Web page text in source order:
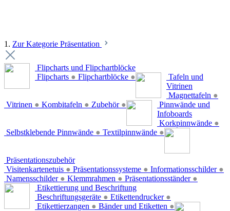
1. Zur Kategorie Präsentation
Flipcharts und Flipchartblöcke
Flipcharts ● Flipchartblöcke ●
Tafeln und
Vitrinen
Magnettafeln ●
Vitrinen ● Kombitafeln ● Zubehör ●
Pinnwände und
Infoboards
Korkpinnwände ●
Selbstklebende Pinnwände ● Textilpinnwände ●
Präsentationszubehör
Visitenkartenetuis ● Präsentationssysteme ● Informationsschilder ●
Namensschilder ● Klemmrahmen ● Präsentationsständer ●
Etikettierung und Beschriftung
Beschriftungsgeräte ● Etikettendrucker ●
Etikettierzangen ● Bänder und Etiketten ●